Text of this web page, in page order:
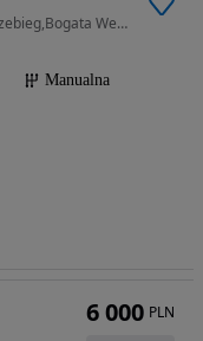
1360 cm3 • 75 KM • Super Stan Tech, Mały Przebieg,Bogata Wersja,Nowy Rozrząd,Olej,Świece
Manualna
6 000 PLN